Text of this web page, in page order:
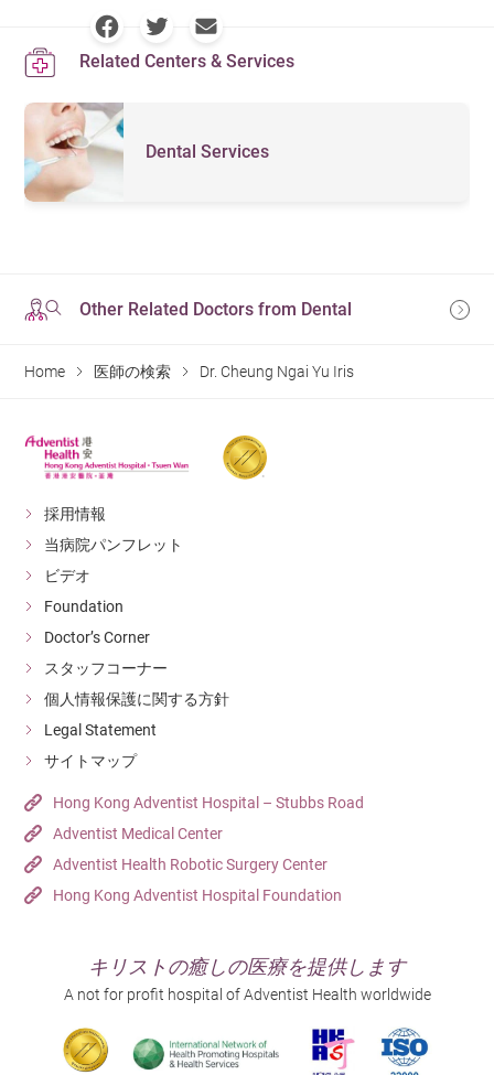
Related Centers & Services
Dental Services
Other Related Doctors from Dental
Home 医師の検索 Dr. Cheung Ngai Yu Iris
採用情報
当病院パンフレット
ビデオ
Foundation
Doctor’s Corner
スタッフコーナー
個人情報保護に関する方針
Legal Statement
サイトマップ
Hong Kong Adventist Hospital – Stubbs Road
Adventist Medical Center
Adventist Health Robotic Surgery Center
Hong Kong Adventist Hospital Foundation
キリストの癒しの医療を提供します
A not for profit hospital of Adventist Health worldwide